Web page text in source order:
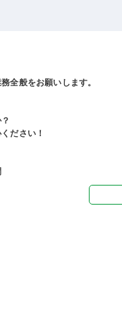
全般をお願いします。
ださい！